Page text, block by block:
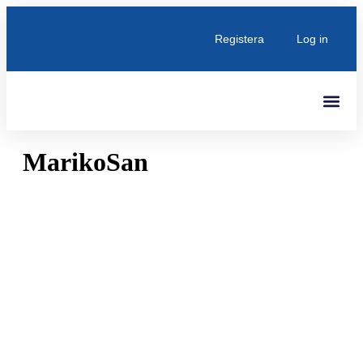
Registera Log in
MarikoSan